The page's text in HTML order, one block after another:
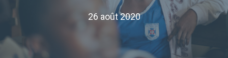
26 août 2020